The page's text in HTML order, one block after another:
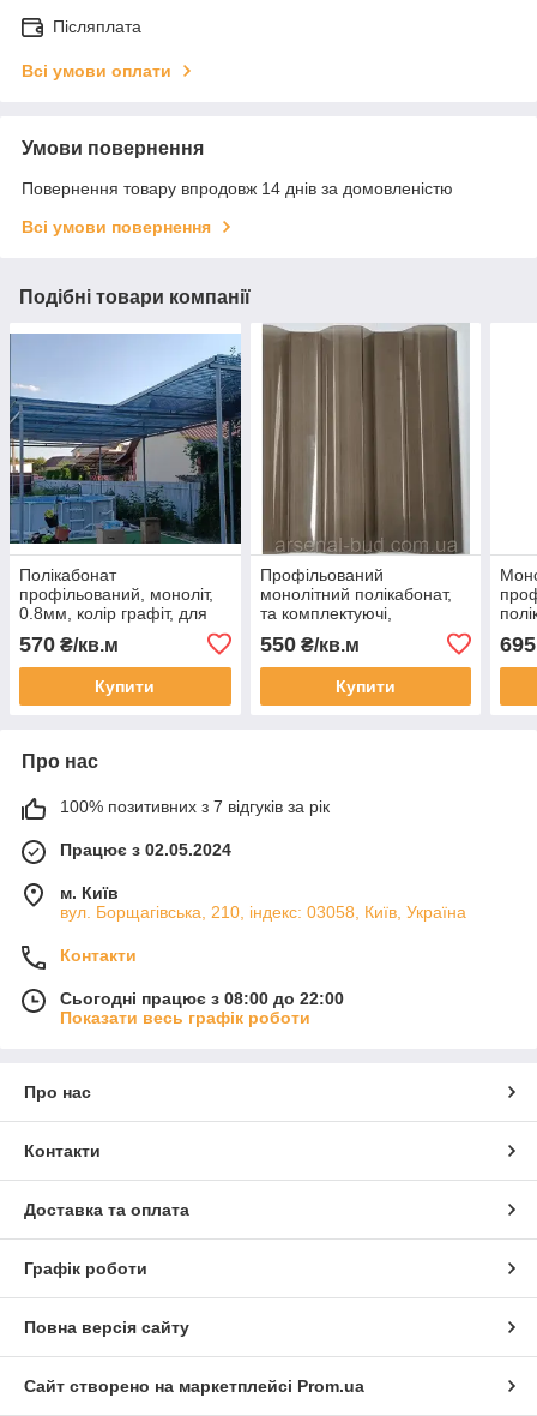
Післяплата
Всі умови оплати
Умови повернення
Повернення товару впродовж 14 днів за домовленістю
Всі умови повернення
Подібні товари компанії
Полікабонат
профільований, моноліт,
0.8мм, колір графіт, для
тераси,104см Х 200см
TOPLIGHT 76/18 (Італія)
570 ₴/кв.м
Купити
Профільований
монолітний полікабонат,
та комплектуючі,
градостійкий, 0.8мм для
навісів, бронза 104Х200см
TOPLIGHT 76/18 Италія
550₴/кв.м
Купити
695
Про нас
100% позитивних з 7 відгуків за рік
Працює з 02.05.2024
м. Київ
вул. Борщагівська, 210, індекс: 03058, Київ, Україна
Контакти
Сьогодні працює з 08:00 до 22:00
Показати весь графік роботи
Про нас
Контакти
Доставка та оплата
Графік роботи
Повна версія сайту
Сайт створено на маркетплейсі Prom.ua